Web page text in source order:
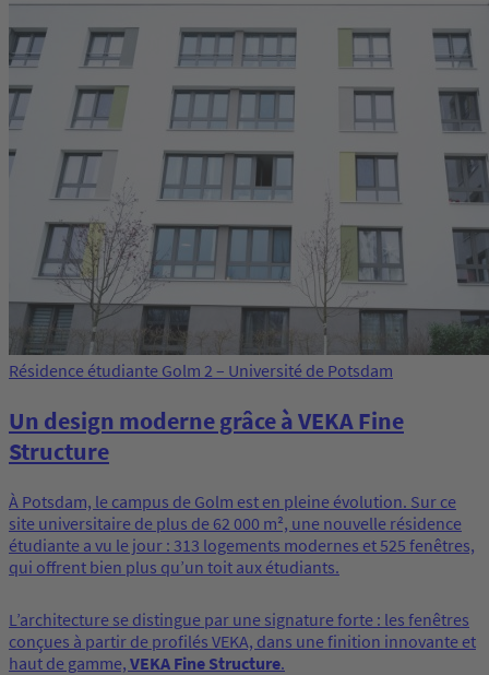
Résidence étudiante Golm 2 – Université de Potsdam
Un design moderne grâce à VEKA Fine
Structure
À Potsdam, le campus de Golm est en pleine évolution. Sur ce
site universitaire de plus de 62 000 m², une nouvelle résidence
étudiante a vu le jour : 313 logements modernes et 525 fenêtres,
qui offrent bien plus qu’un toit aux étudiants.
L’architecture se distingue par une signature forte : les fenêtres
conçues à partir de profilés VEKA, dans une finition innovante et
haut de gamme, VEKA Fine Structure.